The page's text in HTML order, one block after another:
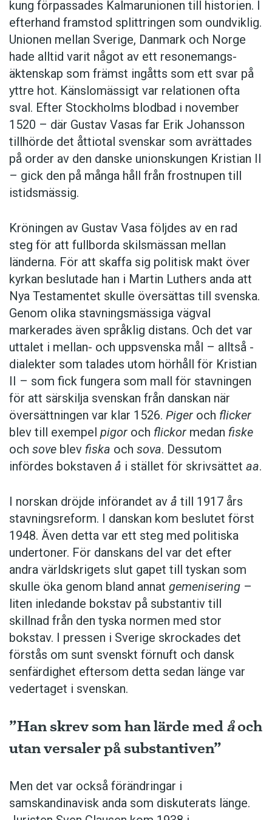
kung förpassades Kalmar­unionen till historien. I
efterhand framstod splittringen som ound­viklig.
­Unionen ­mellan Sverige, Danmark och ­Norge
hade alltid varit något av ett resonemangs­
äkten­skap som främst ingåtts som ett svar på
yttre hot. ­Känslomässigt var rela­tionen ofta
sval. Efter Stockholms blodbad i novem­ber
1520 – där Gustav ­Vasas far Erik ­Johans­son
tillhörde det åttiotal svenskar som avrättades
på order av den danske unionskungen Kristian II
– gick den på många håll från frostnupen till
istidsmässig.
Kröningen av Gustav Vasa följdes av en rad
steg för att fullborda skilsmässan mellan
länderna. För att skaffa sig politisk makt över
kyrkan beslutade han i Martin Luthers anda att
Nya Testamentet skulle översättas till svenska.
Genom olika stavningsmässiga vägval
markerades även språklig distans. Och det var
uttalet i mellan- och uppsvenska mål – alltså ­
dialekter som talades utom hörhåll för Kristian
II – som fick fungera som mall för stavningen
för att särskilja svenskan från danskan när
översättningen var klar 1526. Piger och flicker
blev till exempel pigor och flickor medan fiske
och sove blev fiska och sova. Dessutom
infördes bokstaven å i stället för skrivsättet aa.
I norskan dröjde införandet av å till 1917 års
stavningsreform. I danskan kom beslutet först
1948. Även detta var ett steg med politiska
undertoner. För ­danskans del var det efter
andra världskrigets slut gapet till tyskan som
skulle öka genom bland annat gemenisering –
liten inledande bokstav på substantiv till
skillnad från den tyska normen med stor
bokstav. I pressen i Sverige skrockades det
förstås om sunt svenskt förnuft och dansk
senfärdighet eftersom detta sedan länge var
vedertaget i svenskan.
”Han skrev som han lärde medåoch
utan versaler på substantiven”
Men det var också förändringar i
samskandinavisk anda som diskuterats länge.